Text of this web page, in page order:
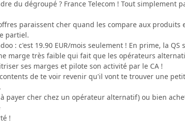
du dégroupé ? France Telecom ! Tout simplement
paraissent cher quand les compare aux
partiel.
: c'est 19.90 EUR/mois seulement ! En prime, la
marge très faible qui fait que les opérateurs
ses marges et pilote son activité par le CA !
de te voir revenir qu'il vont te trouver une
payer cher chez un opérateur alternatif) ou bien
!